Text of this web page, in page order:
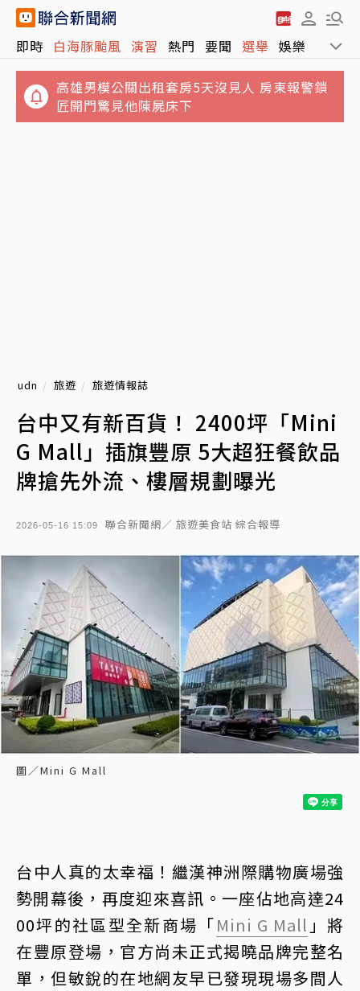
即時 白海豚颱風 演習 熱門 要聞 選舉 娛樂 運動
高雄男模公關出租套房5天沒見人 房東報警鎖
匠開門驚見他陳屍床下
udn 旅遊 旅遊情報誌
台中又有新百貨！ 2400坪「Mini
G Mall」插旗豐原 5大超狂餐飲品
牌搶先外流、樓層規劃曝光
2026-05-16 15:09 聯合新聞網／ 旅遊美食站 綜合報導
圖／Mini G Mall
台中人真的太幸福！繼漢神洲際購物廣場強
勢開幕後，再度迎來喜訊。一座佔地高達24
00坪的社區型全新商場「Mini G Mall 」將
在豐原登場，官方尚未正式揭曉品牌完整名
單，但敏銳的在地網友早已發現現場多間人